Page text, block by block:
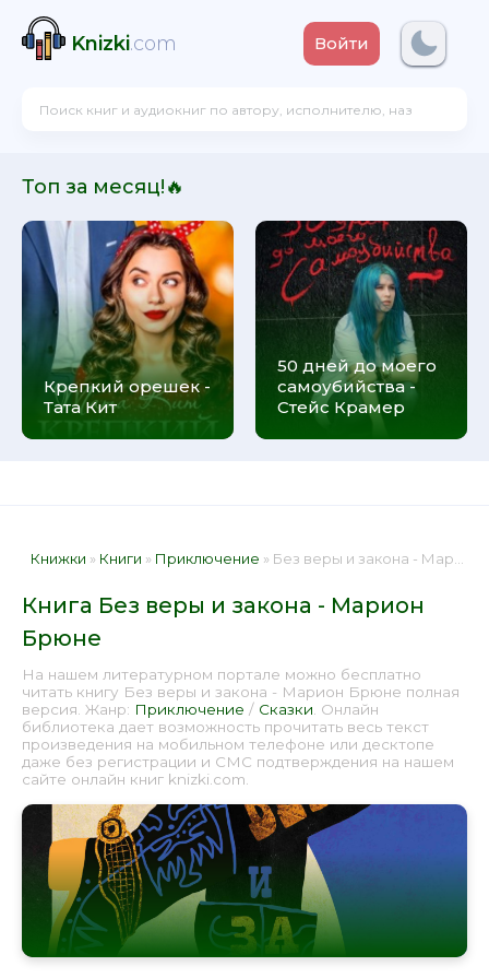
Knizki.com Войти
Топ за месяц!🔥
Крепкий орешек -
Тата Кит
50 дней до моего
самоубийства -
Стейс Крамер
Книжки » Книги » Приключение » Без веры и закона - Марион Брюне 📕 - Книга онлайн бесплатно
Книга Без веры и закона - Марион
Брюне
На нашем литературном портале можно бесплатно
читать книгу Без веры и закона - Марион Брюне полная
версия. Жанр: Приключение / Сказки . Онлайн
библиотека дает возможность прочитать весь текст
произведения на мобильном телефоне или десктопе
даже без регистрации и СМС подтверждения на нашем
сайте онлайн книг knizki.com.